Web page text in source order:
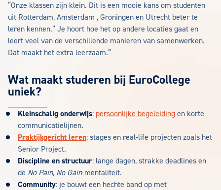
“Onze klassen zijn klein. Dit is een mooie kans om studenten
uit Rotterdam, Amsterdam , Groningen en Utrecht beter te
leren kennen.” Je hoort hoe het op andere locaties gaat en
leert veel van de verschillende manieren van samenwerken.
Dat maakt het extra leerzaam.”
Wat maakt studeren bij EuroCollege
uniek?
Kleinschalig onderwijs: persoonlijke begeleiding en korte
communicatielijnen.
Praktijkgericht leren: stages en real-life projecten zoals het
Senior Project.
Discipline en structuur: lange dagen, strakke deadlines en
de No Pain, No Gain-mentaliteit.
Community: je bouwt een hechte band op met